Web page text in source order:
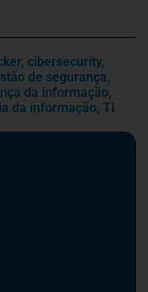
, cibersecurity,
de segurança,
da informação,
da informação, TI